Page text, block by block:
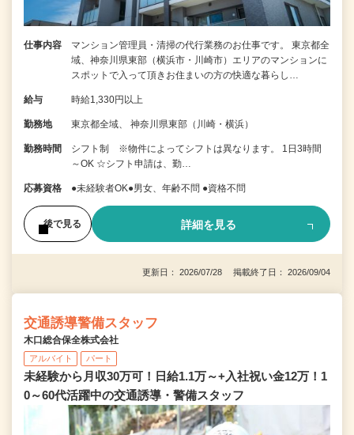
仕事内容
マンション管理員・清掃の代行業務のお仕事です。 東京都全
域、神奈川県東部（横浜市・川崎市）エリアのマンションに
スポットで入って頂きお住まいの方の快適な暮らし…
給与 時給1,330円以上
勤務地 東京都全域、 神奈川県東部（川崎・横浜）
勤務時間
シフト制 ※物件によってシフトは異なります。 1日3時間
～OK ☆シフト申請は、勤…
応募資格 ●未経験者OK●男女、年齢不問 ●資格不問
後で見る 詳細を見る
更新日： 2026/07/28 掲載終了日： 2026/09/04
交通誘導警備スタッフ
木口総合保全株式会社
アルバイト パート
未経験から月収30万可！日給1.1万～+入社祝い金12万！1
0～60代活躍中の交通誘導・警備スタッフ